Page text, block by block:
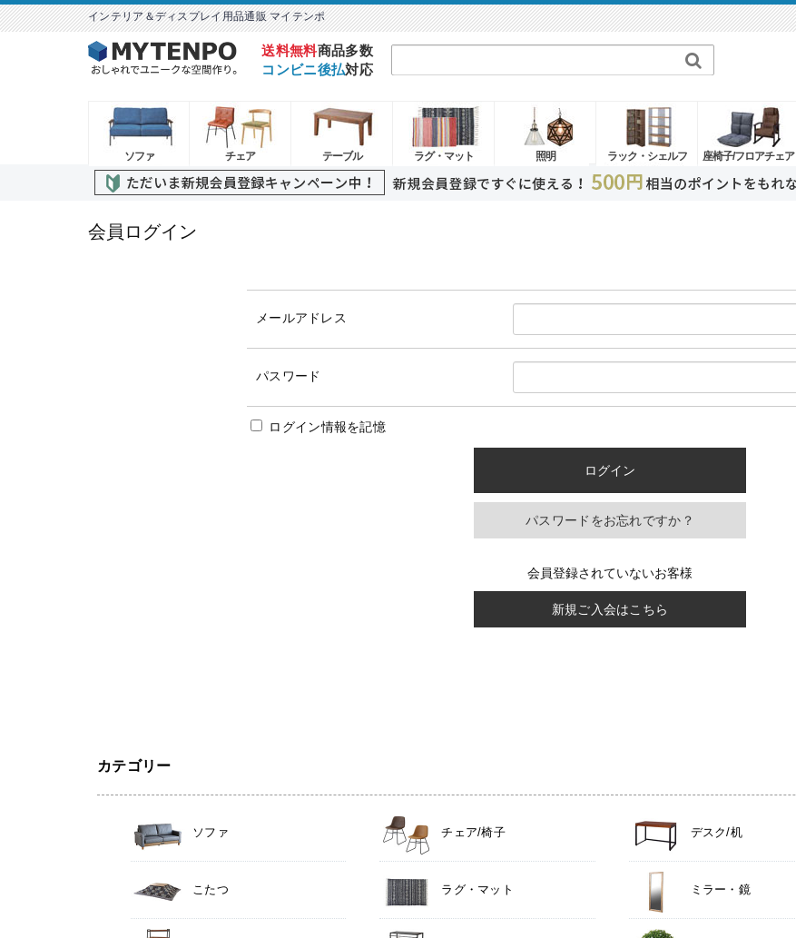
インテリア＆ディスプレイ用品通販 マイテンポ
送料無料商品多数
コンビニ後払対応
ソファ チェア テーブル ラグ・マット 照明 ラック・シェルフ 座椅子/フロアチェア
会員ログイン
メールアドレス
パスワード
ログイン情報を記憶
パスワードをお忘れですか？
会員登録されていないお客様
新規ご入会はこちら
カテゴリー
ソファ チェア/椅子 デスク/机
こたつ ラグ・マット ミラー・鏡